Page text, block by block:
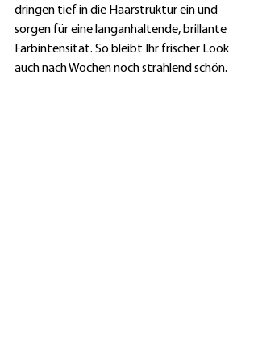
dringen tief in die Haarstruktur ein und
sorgen für eine langanhaltende, brillante
Farbintensität. So bleibt Ihr frischer Look
auch nach Wochen noch strahlend schön.